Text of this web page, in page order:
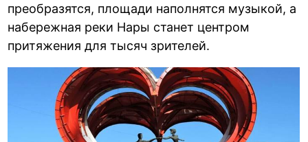
преобразятся, площади наполнятся музыкой, а
набережная реки Нары станет центром
притяжения для тысяч зрителей.